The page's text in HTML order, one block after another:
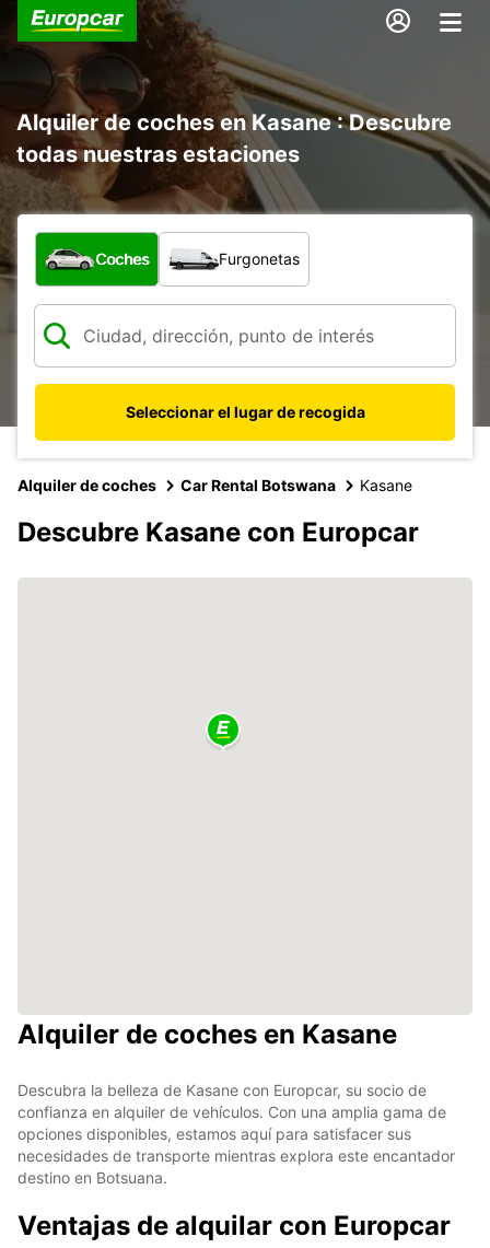
Alquiler de coches en Kasane : Descubre
todas nuestras estaciones
¿Qué tipo de vehículo?
Coches Furgonetas
Seleccionar el lugar de recogida
Alquiler de coches Car Rental Botswana Kasane
Descubre Kasane con Europcar
Alquiler de coches en Kasane
Descubra la belleza de Kasane con Europcar, su socio de
confianza en alquiler de vehículos. Con una amplia gama de
opciones disponibles, estamos aquí para satisfacer sus
necesidades de transporte mientras explora este encantador
destino en Botsuana.
Ventajas de alquilar con Europcar